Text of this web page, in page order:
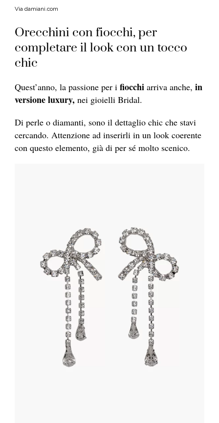
Via damiani.com
Orecchini con fiocchi, per
completare il look con un tocco
chic
Quest’anno, la passione per i fiocchi arriva anche, in
versione luxury, nei gioielli Bridal.
Di perle o diamanti, sono il dettaglio chic che stavi
cercando. Attenzione ad inserirli in un look coerente
con questo elemento, già di per sé molto scenico.